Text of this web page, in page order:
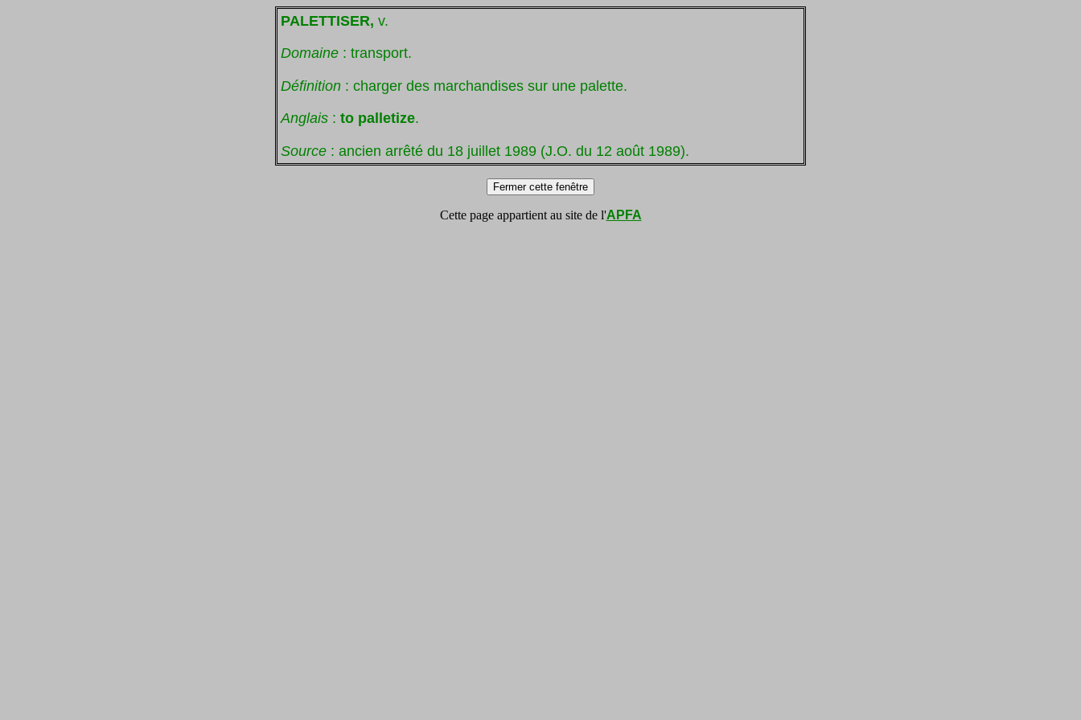
PALETTISER, v.
Domaine : transport.
Définition : charger des marchandises sur une palette.
Anglais : to palletize.
Source : ancien arrêté du 18 juillet 1989 (J.O. du 12 août 1989).
Cette page appartient au site de l'APFA